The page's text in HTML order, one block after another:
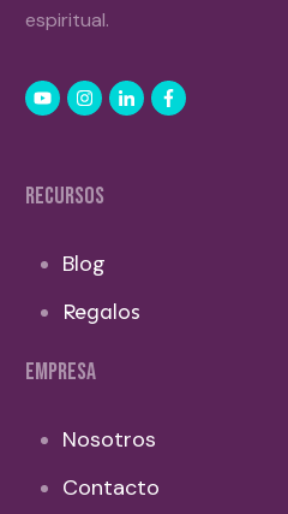
espiritual.
RECURSOS
Blog
Regalos
EMPRESA
Nosotros
Contacto